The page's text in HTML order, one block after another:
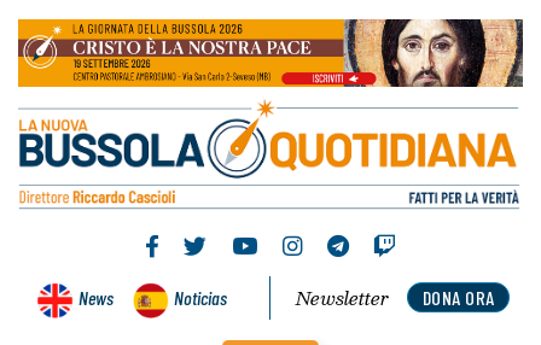
News Noticias DONA ORA
Newsletter